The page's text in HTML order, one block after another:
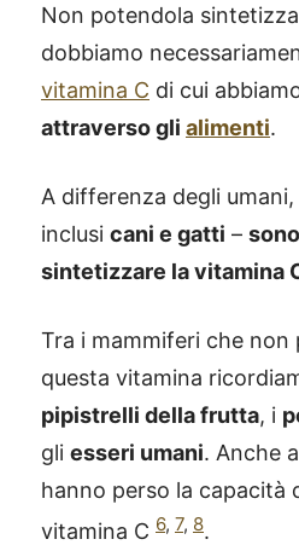
Non potendola
dobbiamo
vitamina C di cui
attraverso gli alimenti.
A differenza degli umani,
inclusi cani e gatti –
sintetizzare la vitamina
Tra i mammiferi che
questa vitamina
pipistrelli della frutta, i
gli esseri umani. Anche
hanno perso la capacità
vitamina C 6, 7, 8.